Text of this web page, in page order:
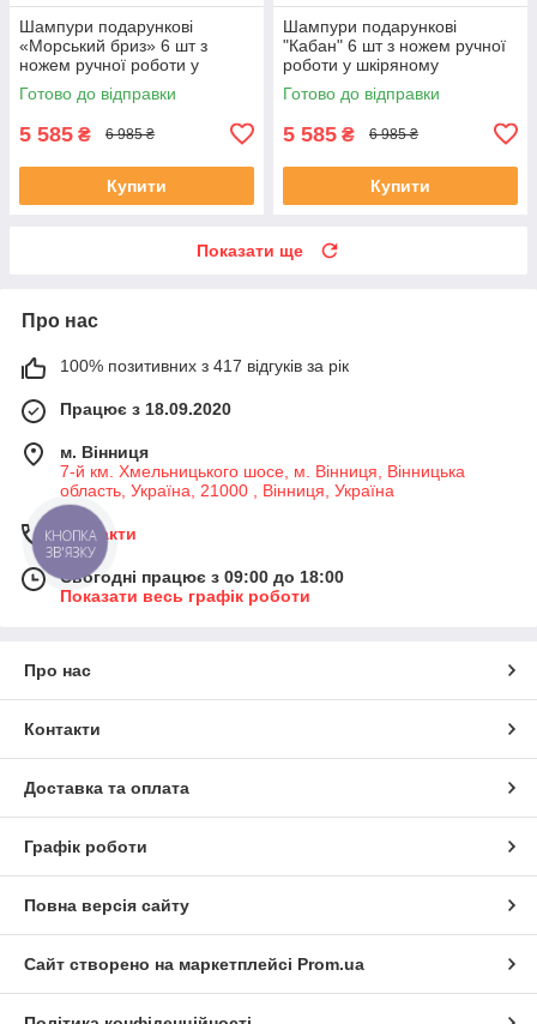
Шампури подарункові
«Морський бриз» 6 шт з
ножем ручної роботи у
шкіряному сагайдаку
Готово до відправки
5 585 ₴ 6 985 ₴
Купити
Шампури подарункові
"Кабан" 6 шт з ножем ручної
роботи у шкіряному
сагайдаку
Готово до відправки
5 585 ₴ 6 985 ₴
Купити
Показати ще
Про нас
100% позитивних з 417 відгуків за рік
Працює з 18.09.2020
м. Вінниця
7-й км. Хмельницького шосе, м. Вінниця, Вінницька
область, Україна, 21000 , Вінниця, Україна
Контакти
Сьогодні працює з 09:00 до 18:00
Показати весь графік роботи
Про нас
Контакти
Доставка та оплата
Графік роботи
Повна версія сайту
Сайт створено на маркетплейсі Prom.ua
КНОПКА
ЗВ'ЯЗКУ